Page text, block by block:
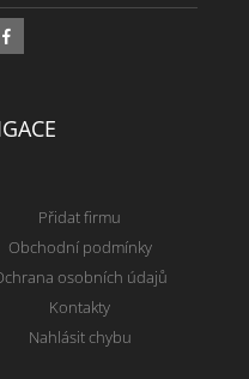
Přidat firmu
Obchodní podmínky
osobních údajů
Kontakty
Nahlásit chybu